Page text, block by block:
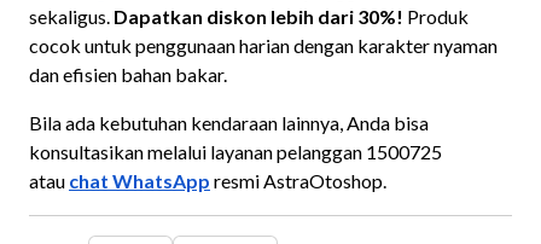
sekaligus. Dapatkan diskon lebih dari 30%! Produk
cocok untuk penggunaan harian dengan karakter nyaman
dan efisien bahan bakar.
Bila ada kebutuhan kendaraan lainnya, Anda bisa
konsultasikan melalui layanan pelanggan 1500725
atau chat WhatsApp resmi AstraOtoshop.